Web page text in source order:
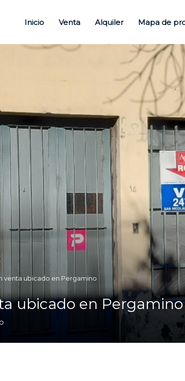
Inicio Venta Alquiler Mapa de
venta ubicado en Pergamino
ubicado en Pergamino